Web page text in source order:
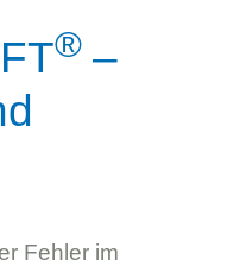
® –
Fehler im